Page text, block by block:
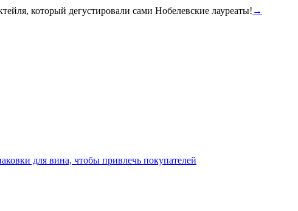
который дегустировали сами Нобелевские лауреаты! →
для вина, чтобы привлечь покупателей